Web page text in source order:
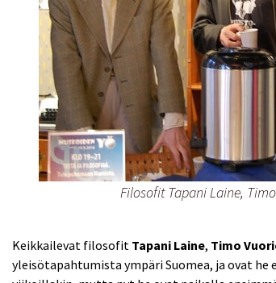
Filosofit Tapani Laine,
Keikkailevat filosofit Tapani Laine, Timo
yleisötapahtumista ympäri Suomea, ja ovat